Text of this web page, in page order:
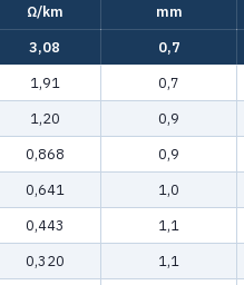
Ω/km mm
3,08 0,7
1,91 0,7
1,20 0,9
0,868 0,9
0,641 1,0
0,443 1,1
0,320 1,1